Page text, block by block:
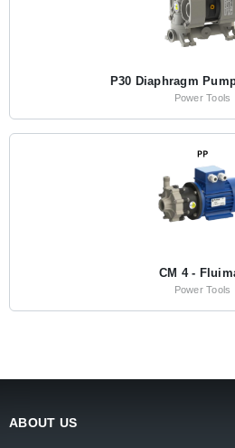
P30 Diaphragm
Power Tools
CM 4 -
Power Tools
ABOUT US